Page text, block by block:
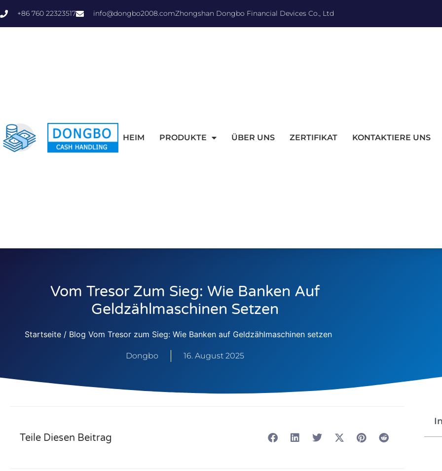
+86 760 22323517 info@dongbo2008.comZhongshan Dongbo Financial Devices Co., Ltd
HEIM PRODUKTE ÜBER UNS ZERTIFIKAT KONTAKTIERE UNS
Vom Tresor Zum Sieg: Wie Banken Auf
Geldzählmaschinen Setzen
Startseite / Blog Vom Tresor zum Sieg: Wie Banken auf Geldzählmaschinen setzen
Dongbo 16. August 2025
Teile Diesen Beitrag